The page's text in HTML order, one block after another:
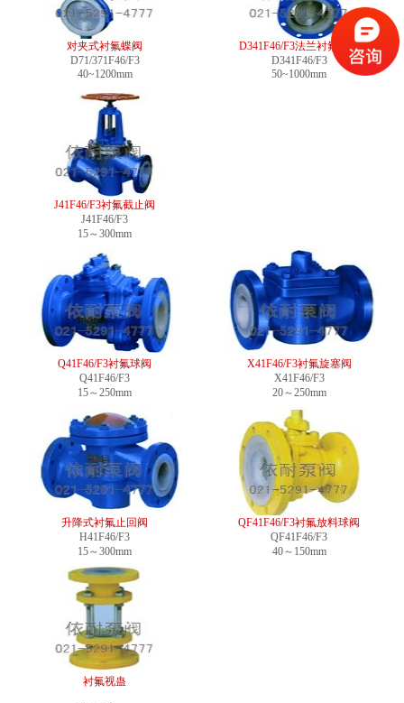
对夹式衬氟蝶阀
D71/371F46/F3
40~1200mm
D341F46/F3法兰衬氟蝶阀
D341F46/F3
50~1000mm
J41F46/F3衬氟截止阀
J41F46/F3
15～300mm
Q41F46/F3衬氟球阀
Q41F46/F3
15～250mm
X41F46/F3衬氟旋塞阀
X41F46/F3
20～250mm
升降式衬氟止回阀
H41F46/F3
15～300mm
QF41F46/F3衬氟放料球阀
QF41F46/F3
40～150mm
衬氟视蛊